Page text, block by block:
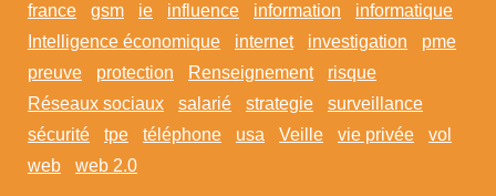
france
gsm ie influence information
informatique
Intelligence économique
internet investigation
pme
preuve
protection Renseignement
risque
Réseaux sociaux
salarié strategie
surveillance
sécurité
tpe téléphone usa Veille vie privée
vol
web
web 2.0